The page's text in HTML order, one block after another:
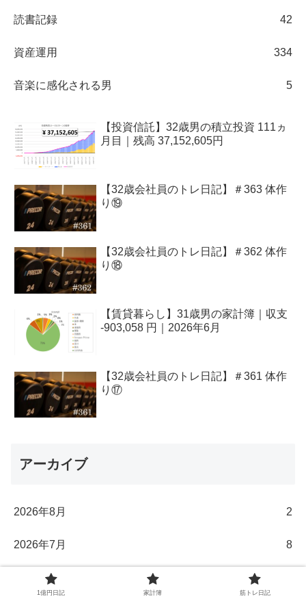
読書記録 42
資産運用 334
音楽に感化される男 5
【投資信託】32歳男の積立投資 111ヵ
月目｜残高 37,152,605円
【32歳会社員のトレ日記】＃363 体作
り⑲
【32歳会社員のトレ日記】＃362 体作
り⑱
【賃貸暮らし】31歳男の家計簿｜収支
-903,058 円｜2026年6月
【32歳会社員のトレ日記】＃361 体作
り⑰
アーカイブ
2026年8月 2
2026年7月 8
2026年6月
1億円日記 家計簿 筋トレ日記